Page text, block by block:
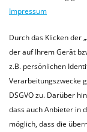
Bitte kontaktieren
in Ihrer Nähe....
Filtern
Impressum
Durch das Klicken der
der auf Ihrem Gerät
z.B. persönlichen
Verarbeitungszwecke
DSGVO zu. Darüber
dass auch Anbieter in
möglich, dass die